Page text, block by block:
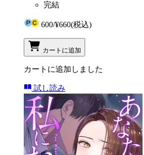
完結
600/¥660(税込)
カートに追加
カートに追加しました
試し読み